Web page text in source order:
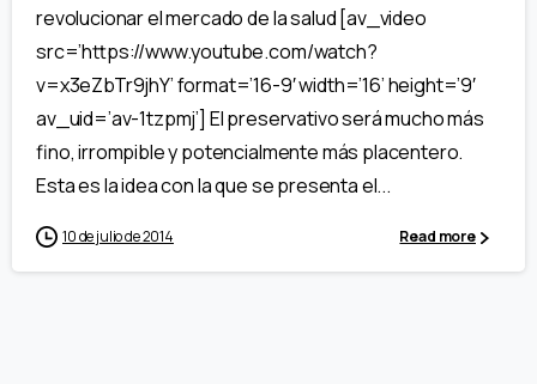
revolucionar el mercado de la salud [av_video
src=’https://www.youtube.com/watch?
v=x3eZbTr9jhY’ format=’16-9′ width=’16’ height=’9′
av_uid=’av-1tzpmj’] El preservativo será mucho más
fino, irrompible y potencialmente más placentero.
Esta es la idea con la que se presenta el...
10 de julio de 2014 Read more